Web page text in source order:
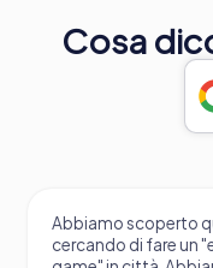
Cosa
Abbiamo scoperto
cercando di fare un